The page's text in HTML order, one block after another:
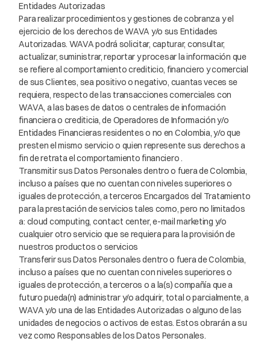
Entidades Autorizadas
Para realizar procedimientos y gestiones de cobranza y el
ejercicio de los derechos de WAVA y/o sus Entidades
Autorizadas. WAVA podrá solicitar, capturar, consultar,
actualizar, suministrar, reportar y procesar la información que
se refiere al comportamiento crediticio, financiero y comercial
de sus Clientes, sea positivo o negativo, cuantas veces se
requiera, respecto de las transacciones comerciales con
WAVA, a las bases de datos o centrales de información
financiera o crediticia, de Operadores de Información y/o
Entidades Financieras residentes o no en Colombia, y/o que
presten el mismo servicio o quien represente sus derechos a
fin de retrata el comportamiento financiero .
Transmitir sus Datos Personales dentro o fuera de Colombia,
incluso a países que no cuentan con niveles superiores o
iguales de protección, a terceros Encargados del Tratamiento
para la prestación de servicios tales como, pero no limitados
a: cloud computing, contact center, e-mail marketing y/o
cualquier otro servicio que se requiera para la provisión de
nuestros productos o servicios
Transferir sus Datos Personales dentro o fuera de Colombia,
incluso a países que no cuentan con niveles superiores o
iguales de protección, a terceros o a la(s) compañía que a
futuro pueda(n) administrar y/o adquirir, total o parcialmente, a
WAVA y/o una de las Entidades Autorizadas o alguno de las
unidades de negocios o activos de estas. Estos obrarán a su
vez como Responsables de los Datos Personales.
Mi Cuenta